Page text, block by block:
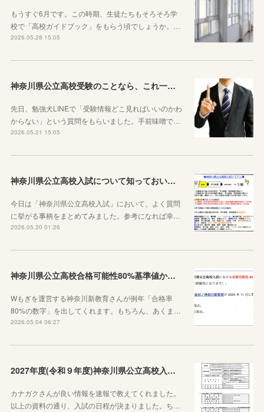
もうすぐ6月です。この時期、生徒たちもそろそろ学
校で「高校ガイドブック」をもらう頃でしょうか。…
2026.05.28 15:05
神奈川県公立高校受験のことなら、これ一本でOKです
先日、勉強犬LINEで「受験情報どこ見ればいいのかわ
からない」という質問をもらいました。手前味噌で…
2026.05.21 15:05
神奈川県公立高校入試について知っておいた方がいい10のこと
今日は「神奈川県公立高校入試」において、よく質問
に挙がる事柄をまとめてみました。参考になれば幸…
2026.05.20 01:26
神奈川県公立高校合格可能性80%基準値からわかること
Wもぎを運営する神奈川新教育さんが例年「合格率
80%の数字」を出してくれます。もちろん、あくま…
2026.05.04 06:27
2027年度(令和９年度)神奈川県公立高校入試日程が決定しました！
カナガクさんが良い情報を速報で教えてくれました。
以上の資料の通り、入試の日程が決まりました。ち…